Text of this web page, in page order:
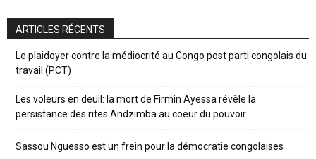
ARTICLES RÉCENTS
Le plaidoyer contre la médiocrité au Congo post parti congolais du
travail (PCT)
Les voleurs en deuil: la mort de Firmin Ayessa révèle la
persistance des rites Andzimba au coeur du pouvoir
Sassou Nguesso est un frein pour la démocratie congolaises